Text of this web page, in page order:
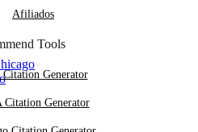
Afiliados
Tools
Citation Generator
Citation Generator